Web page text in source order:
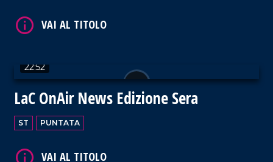
22:52
LaC OnAir News Edizione Sera
ST PUNTATA
VAI AL TITOLO